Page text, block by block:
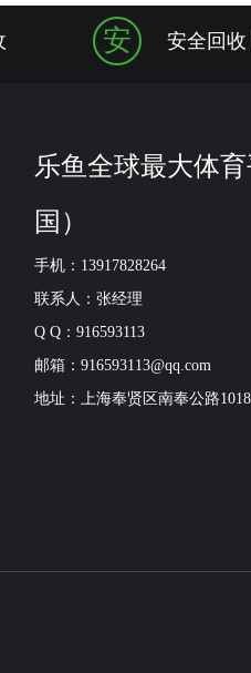
安 安全回
乐鱼全球最大体
国）
手机：13917828264
联系人：张经理
Q Q：916593113
邮箱：916593113@qq.com
地址：上海奉贤区南奉公路